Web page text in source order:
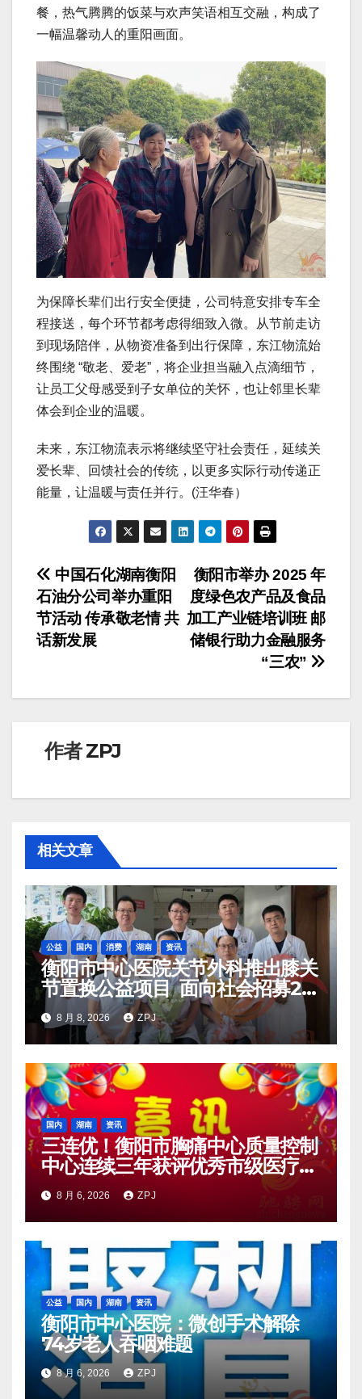
餐，热气腾腾的饭菜与欢声笑语相互交融，构成了
一幅温馨动人的重阳画面。
为保障长辈们出行安全便捷，公司特意安排专车全
程接送，每个环节都考虑得细致入微。从节前走访
到现场陪伴，从物资准备到出行保障，东江物流始
终围绕 “敬老、爱老”，将企业担当融入点滴细节，
让员工父母感受到子女单位的关怀，也让邻里长辈
体会到企业的温暖。
未来，东江物流表示将继续坚守社会责任，延续关
爱长辈、回馈社会的传统，以更多实际行动传递正
能量，让温暖与责任并行。(汪华春）
文
章
导
衡阳市举办 2025 年
度绿色农产品及食品
加工产业链培训班 邮
储银行助力金融服务
“三农”
中国石化湖南衡阳
石油分公司举办重阳
节活动 传承敬老情 共
话新发展
作者ZPJ
相关文章
公益 国内 消费 湖南 资讯
衡阳市中心医院关节外科推出膝关
节置换公益项目 面向社会招募20
名资助对象
8 月 8, 2026 ZPJ
国内 湖南 资讯
三连优！衡阳市胸痛中心质量控制
中心连续三年获评优秀市级医疗质
量控制中心
8 月 6, 2026 ZPJ
公益 国内 湖南 资讯
衡阳市中心医院：微创手术解除
74岁老人吞咽难题
8 月 6, 2026 ZPJ